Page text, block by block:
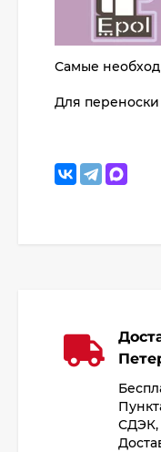
Самые
Для
СДЭК,